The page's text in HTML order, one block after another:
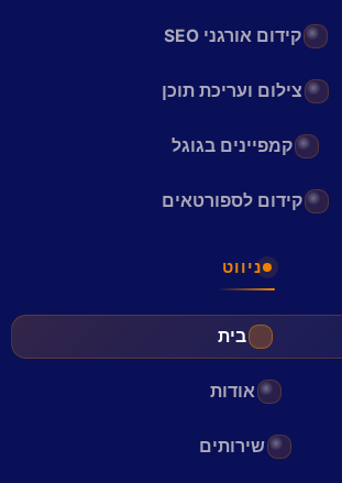
קידום אורגני SEO
צילום ועריכת תוכן
קמפיינים בגוגל
קידום לספורטאים
ניווט
בית
אודות
שירותים